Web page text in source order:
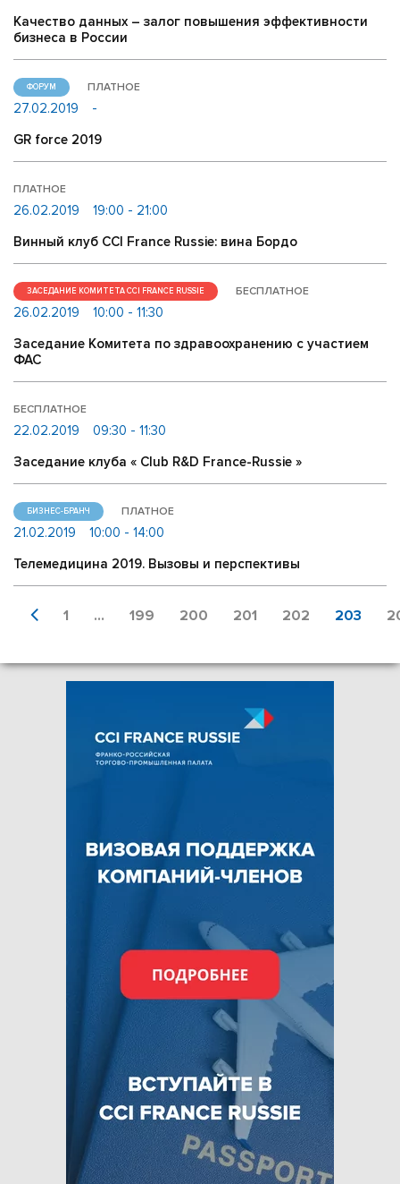
Качество данных – залог повышения эффективности
бизнеса в России
ФОРУМ ПЛАТНОЕ
27.02.2019
-
GR force 2019
ПЛАТНОЕ
26.02.2019
19:00 - 21:00
Винный клуб CCI France Russie: вина Бордо
ЗАСЕДАНИЕ КОМИТЕТА CCI FRANCE RUSSIE БЕСПЛАТНОЕ
26.02.2019
10:00 - 11:30
Заседание Комитета по здравоохранению с участием
ФАС
БЕСПЛАТНОЕ
22.02.2019
09:30 - 11:30
Заседание клуба « Club R&D France-Russie »
БИЗНЕС-БРАНЧ ПЛАТНОЕ
21.02.2019
10:00 - 14:00
Телемедицина 2019. Вызовы и перспективы
1 ... 199 200 201 202 203